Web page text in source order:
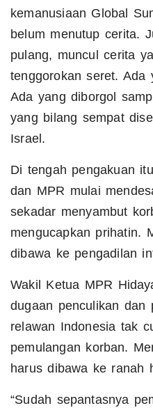
kemanusiaan Global
belum menutup cerita.
pulang, muncul cerita
tenggorokan seret. Ada
Ada yang diborgol
yang bilang sempat
Israel.
Di tengah pengakuan
dan MPR mulai
sekadar menyambut
mengucapkan prihatin.
dibawa ke pengadilan
Wakil Ketua MPR
dugaan penculikan dan
relawan Indonesia tak
pemulangan korban.
harus dibawa ke ranah
“Sudah sepantasnya